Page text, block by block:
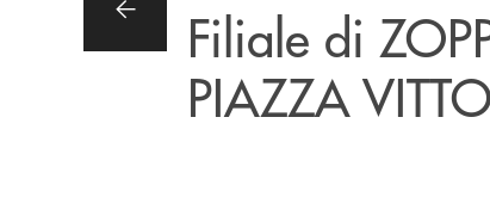
Filiale di
PIAZZA